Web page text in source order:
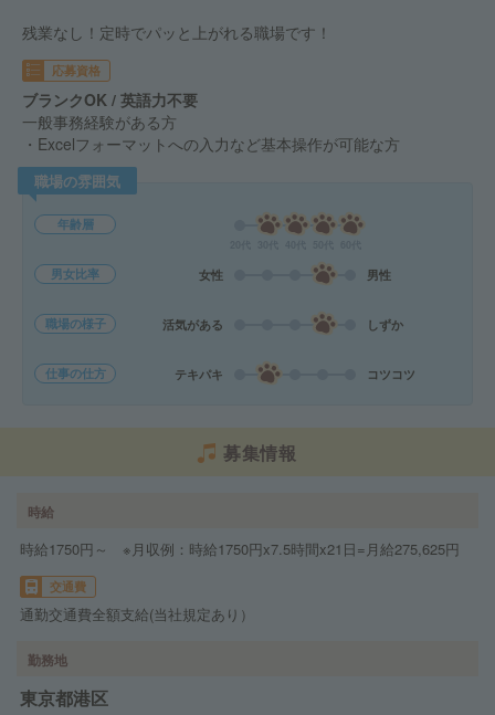
残業なし！定時でパッと上がれる職場です！
応募資格
ブランクOK / 英語力不要
一般事務経験がある方
・Excelフォーマットへの入力など基本操作が可能な方
職場の雰囲気
年齢層
男女比率 女性 男性
職場の様子 活気がある しずか
仕事の仕方 テキパキ コツコツ
募集情報
時給
時給1750円～ ※月収例：時給1750円x7.5時間x21日=月給275,625円
交通費
通勤交通費全額支給(当社規定あり）
勤務地
東京都港区